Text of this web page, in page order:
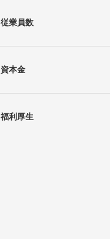
従業員数
資本金
福利厚生